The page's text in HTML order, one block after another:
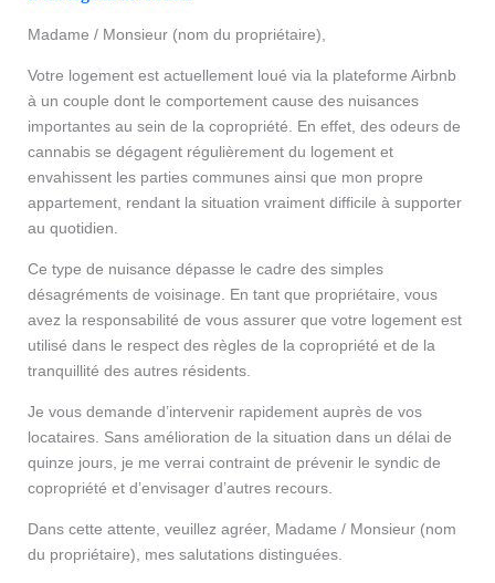
Madame / Monsieur (nom du propriétaire),
Votre logement est actuellement loué via la plateforme Airbnb
à un couple dont le comportement cause des nuisances
importantes au sein de la copropriété. En effet, des odeurs de
cannabis se dégagent régulièrement du logement et
envahissent les parties communes ainsi que mon propre
appartement, rendant la situation vraiment difficile à supporter
au quotidien.
Ce type de nuisance dépasse le cadre des simples
désagréments de voisinage. En tant que propriétaire, vous
avez la responsabilité de vous assurer que votre logement est
utilisé dans le respect des règles de la copropriété et de la
tranquillité des autres résidents.
Je vous demande d’intervenir rapidement auprès de vos
locataires. Sans amélioration de la situation dans un délai de
quinze jours, je me verrai contraint de prévenir le syndic de
copropriété et d’envisager d’autres recours.
Dans cette attente, veuillez agréer, Madame / Monsieur (nom
du propriétaire), mes salutations distinguées.